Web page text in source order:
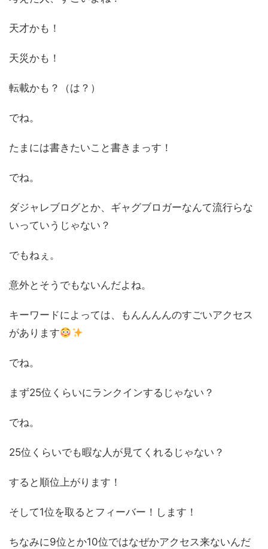
天才かも！
天災かも！
転載かも？（は？）
でね。
たまには書きたいこと書きまっす！
でね。
ダジャレブログとか、ギャグブロガーなんて流行らな
いっていうじゃない？
でもねぇ。
意外とそうでもないんだよね。
キーワードによっては、もんんんんのすごいアクセス
があります
でね。
まず25位くらいにランクインするじゃない？
でね。
25位くらいでも暇な人が見てくれるじゃない？
すると順位上がります！
そして1位を取るとフィーバー！します！
ちなみに9位とか10位ではなぜかアクセス来ないんだ